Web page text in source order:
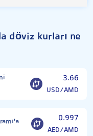
döviz kurları ne
3.66
USD/AMD
0.997
AED/AMD